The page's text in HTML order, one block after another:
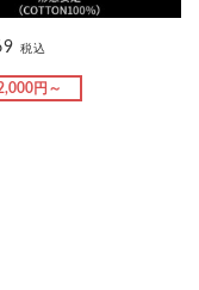
税込
円～